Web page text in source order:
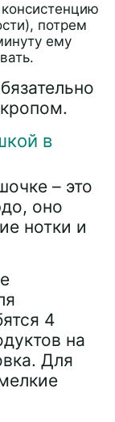
потрем
ему
в
– это
оно
нотки и
4
на
Для